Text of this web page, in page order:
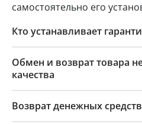
самостоятельно его
Кто устанавливает
Обмен и возврат товара
качества
Возврат денежных средств